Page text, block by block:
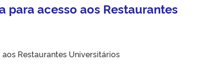
para acesso aos Restaurantes
Restaurantes Universitários